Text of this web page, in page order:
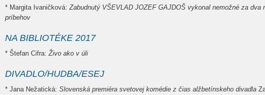
* Margita Ivaničková: Zabudnutý VŠEVLAD JOZEF GAJDOŠ vykonal nemožné za dva
príbehov
NA BIBLIOTÉKE 2017
* Štefan Cifra:Živo ako v úli
DIVADLO/HUDBA/ESEJ
* Jana Nežatická: Slovenská premiéra svetovej komédie z čias alžbetínskeho divadla